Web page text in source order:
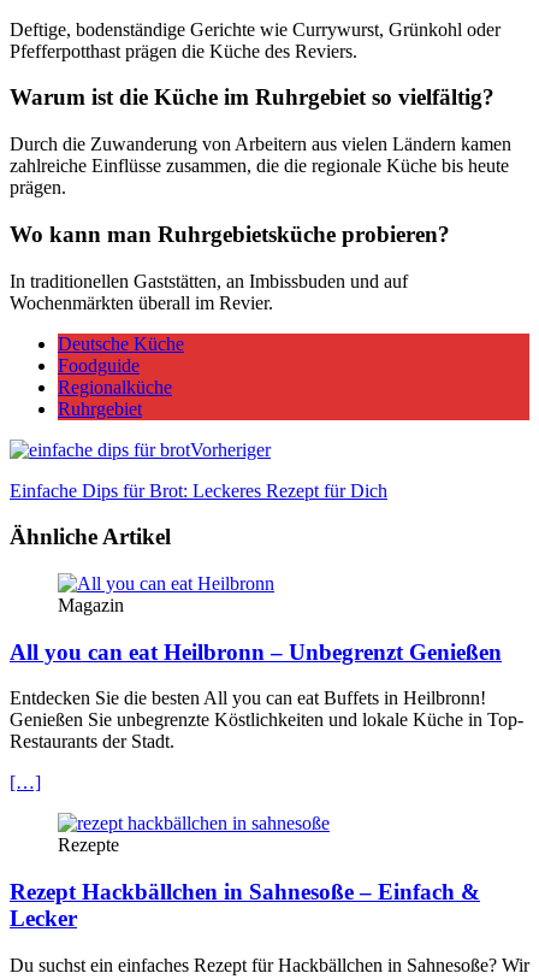
Deftige, bodenständige Gerichte wie Currywurst, Grünkohl oder
Pfefferpotthast prägen die Küche des Reviers.
Warum ist die Küche im Ruhrgebiet so vielfältig?
Durch die Zuwanderung von Arbeitern aus vielen Ländern kamen
zahlreiche Einflüsse zusammen, die die regionale Küche bis heute
prägen.
Wo kann man Ruhrgebietsküche probieren?
In traditionellen Gaststätten, an Imbissbuden und auf
Wochenmärkten überall im Revier.
Deutsche Küche
Foodguide
Regionalküche
Ruhrgebiet
Vorheriger
Einfache Dips für Brot: Leckeres Rezept für Dich
Ähnliche Artikel
Magazin
All you can eat Heilbronn – Unbegrenzt Genießen
Entdecken Sie die besten All you can eat Buffets in Heilbronn!
Genießen Sie unbegrenzte Köstlichkeiten und lokale Küche in Top-
Restaurants der Stadt.
[…]
Rezepte
Rezept Hackbällchen in Sahnesoße – Einfach &
Lecker
Du suchst ein einfaches Rezept für Hackbällchen in Sahnesoße? Wir